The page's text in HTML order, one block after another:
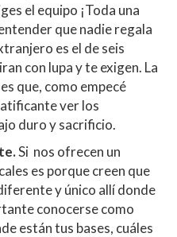
el equipo ¡Toda una
que nadie regala
es el de seis
con lupa y te exigen. La
que, como empecé
ver los
duro y sacrificio.
Si nos ofrecen un
es porque creen que
y único allí donde
conocerse como
están tus bases, cuáles